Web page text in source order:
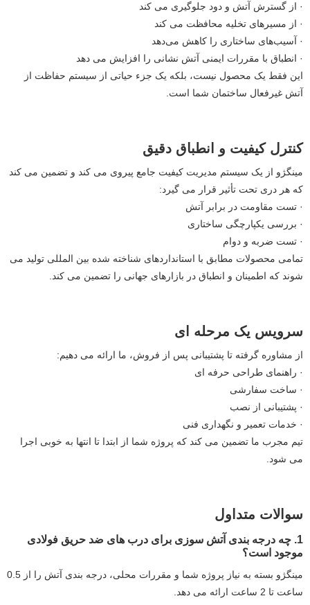
· از گسترش آتش و دود جلوگیری می کند
· از مسیرهای تخلیه محافظت می کند
· آسیب‌های ساختاری را کاهش می‌دهد
· انطباق با مقررات ایمنی آتش نشانی را افزایش می دهد
این فقط یک محصول نیست، بلکه یک جزء حیاتی از سیستم حفاظت از
آتش غیرفعال ساختمان شما است.
کنترل کیفیت و انطباق دقیق
مینگژو از یک سیستم مدیریت کیفیت جامع پیروی می کند و تضمین می کند
که هر دری تحت تأثیر قرار می گیرد:
· تست مقاومت در برابر آتش
· بررسی یکپارچگی ساختاری
· تست ضربه و دوام
تمامی محصولات مطابق با استانداردهای شناخته شده بین المللی تولید می
شوند که اطمینان و انطباق در بازارهای جهانی را تضمین می کند.
سرویس یک مرحله ای
از مشاوره گرفته تا پشتیبانی پس از فروش، ما ارائه می دهیم:
· راهنمای طراحی حرفه ای
· ساخت سفارشی
· پشتیبانی از نصب
· خدمات تعمیر و نگهداری فنی
تیم مجرب ما تضمین می کند که پروژه شما از ابتدا تا انتها به خوبی اجرا
می شود.
سوالات متداول
1. چه درجه بندی آتش سوزی برای درب های ضد حریق فولادی
موجود است؟
مینگژو بسته به نیاز پروژه شما و مقررات محلی، درجه بندی آتش را از 0.5
ساعت تا 2 ساعت ارائه می دهد.